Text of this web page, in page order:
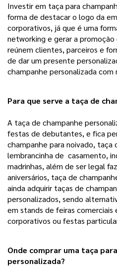
Investir em taça para
forma de destacar o logo da
corporativos, já que é uma
networking e gerar a
reúnem clientes, parceiros e
de dar um presente
champanhe personalizada com
Para que serve a taça de
A taça de champanhe
festas de debutantes, e fica
champanhe para noivado, taça
lembrancinha de casamento,
madrinhas, além de ser legal
aniversários, taça de
ainda adquirir taças de
personalizados, sendo
em stands de feiras
corporativos ou festas
Onde comprar uma taça
personalizada?